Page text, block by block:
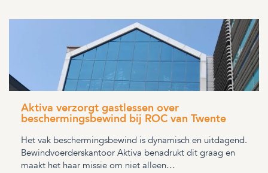
Aktiva verzorgt gastlessen over
beschermingsbewind bij ROC van Twente
Het vak beschermingsbewind is dynamisch en uitdagend.
Bewindvoerderskantoor Aktiva benadrukt dit graag en
maakt het haar missie om niet alleen…